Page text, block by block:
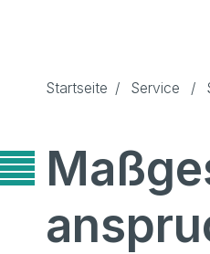
Startseite / Service /